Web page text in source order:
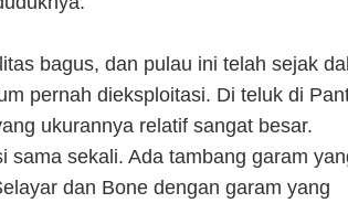
bagus, dan pulau ini telah sejak
pernah dieksploitasi. Di teluk di
ukurannya relatif sangat besar.
sama sekali. Ada tambang garam
dan Bone dengan garam yang